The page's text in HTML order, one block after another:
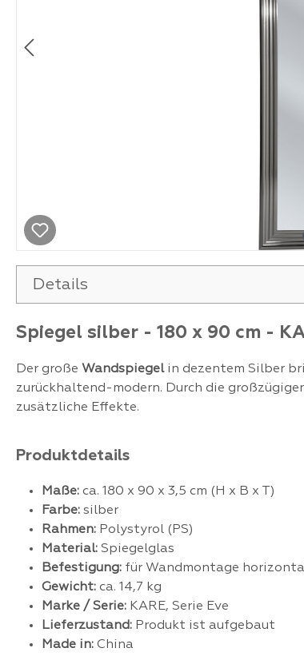
Details
Spiegel silber - 180 x 90 cm -
Der große Wandspiegelin dezentem Silber
zurückhaltend-modern. Durch die
zusätzliche Effekte.
Produktdetails
Maße: ca. 180 x 90 x 3,5 cm (H x B x T)
Farbe: silber
Rahmen: Polystyrol (PS)
Material: Spiegelglas
Befestigung: für Wandmontage
Gewicht: ca. 14,7 kg
Marke / Serie: KARE, Serie Eve
Lieferzustand: Produkt ist aufgebaut
Made in: China